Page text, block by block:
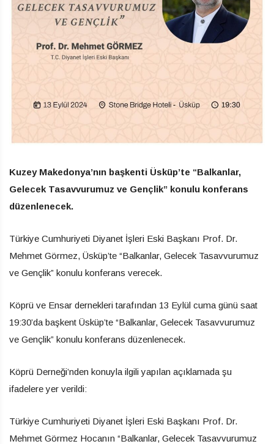
Kuzey Makedonya’nın başkenti Üsküp’te “Balkanlar,
Gelecek Tasavvurumuz ve Gençlik” konulu konferans
düzenlenecek.
Türkiye Cumhuriyeti Diyanet İşleri Eski Başkanı Prof. Dr.
Mehmet Görmez, Üsküp’te “Balkanlar, Gelecek Tasavvurumuz
ve Gençlik” konulu konferans verecek.
Köprü ve Ensar dernekleri tarafından 13 Eylül cuma günü saat
19:30’da başkent Üsküp’te “Balkanlar, Gelecek Tasavvurumuz
ve Gençlik” konulu konferans düzenlenecek.
Köprü Derneği’nden konuyla ilgili yapılan açıklamada şu
ifadelere yer verildi:
Türkiye Cumhuriyeti Diyanet İşleri Eski Başkanı Prof. Dr.
Mehmet Görmez Hocanın “Balkanlar, Gelecek Tasavvurumuz